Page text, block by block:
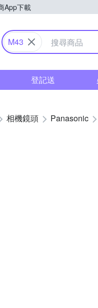
App下載
購物中心
M43
登記送
相機鏡頭 Panasonic